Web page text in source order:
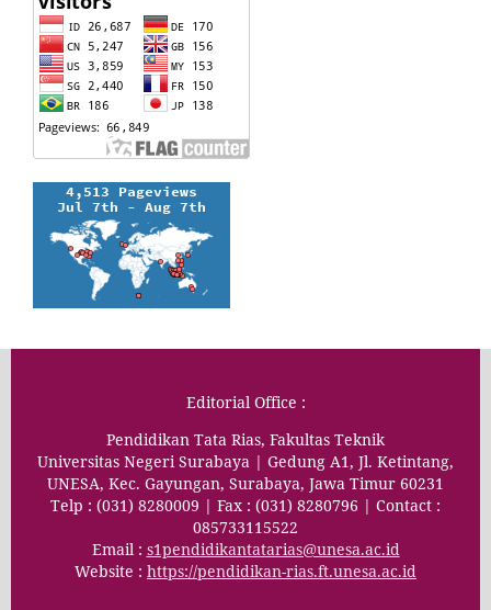
Editorial Office :
Pendidikan Tata Rias, Fakultas Teknik
Universitas Negeri Surabaya | Gedung A1, Jl. Ketintang,
UNESA, Kec. Gayungan, Surabaya, Jawa Timur 60231
Telp : (031) 8280009 | Fax : (031) 8280796 | Contact :
085733115522
Email : s1pendidikantatarias@unesa.ac.id
Website : https://pendidikan-rias.ft.unesa.ac.id